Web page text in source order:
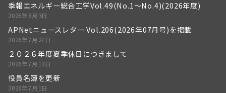
季報エネルギー総合工学Vol.49(No.1～No.4)(2026年度)
2026年8月3日
APNetニュースレター Vol.206(2026年07月号)を掲載
2026年7月27日
２０２６年度夏季休日につきまして
2026年7月13日
役員名簿を更新
2026年7月1日